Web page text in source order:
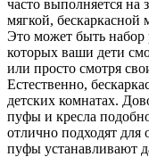
часто выполняется на
мягкой, бескаркасной
Это может быть набор
которых ваши дети
или просто смотря
Естественно,
детских комнатах.
пуфы и кресла
отлично подходят
пуфы устанавливают